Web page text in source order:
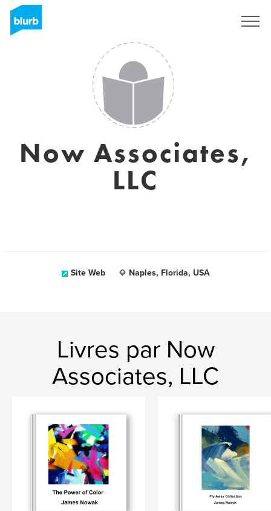
Now Associates,
LLC
Site Web Naples, Florida, USA
Livres par Now
Associates, LLC